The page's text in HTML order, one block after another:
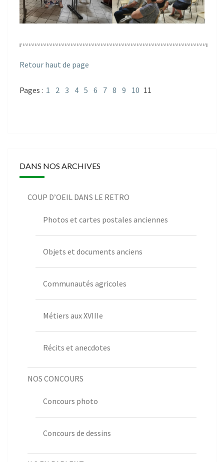
Retour haut de page
Pages : 1 2 3 4 5 6 7 8 9 10 11
DANS NOS ARCHIVES
COUP D’OEIL DANS LE RETRO
Photos et cartes postales anciennes
Objets et documents anciens
Communautés agricoles
Métiers aux XVIIIe
Récits et anecdotes
NOS CONCOURS
Concours photo
Concours de dessins